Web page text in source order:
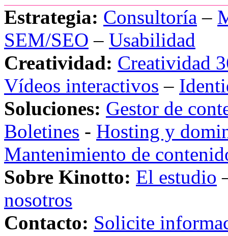
Estrategia: Consultoría –
SEM/SEO – Usabilidad
Creatividad: Creatividad
Vídeos interactivos –
Soluciones: Gestor de
Boletines - Hosting y
Mantenimiento de
Sobre Kinotto: El estudio
nosotros
Contacto: Solicite